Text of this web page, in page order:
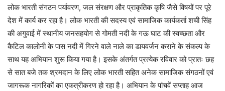
लोक भारती संगठन पर्यावरण, जल संरक्षण और प्राकृतिक कृषि जैसे विषयों पर पूरे
देश में कार्य कर रहा है। लोक भारती की सदस्य एवं सामाजिक कार्यकर्ता शची सिंह
की अगुवाई में स्थानीय जनसहयोग से गोमती नदी के गऊ घाट की स्वच्छता और
कैटिल कालोनी के पास नदी में गिरने वाले नाले का डायवर्जन कराने के संकल्प के
साथ यह अभियान शुरू किया गया है। इसके अंतर्गत प्रत्येक रविवार को प्रातः छह
से सात बजे तक श्रमदान के लिए लोक भारती सहित अनेक सामाजिक संगठनों एवं
जागरूक नागरिकों का एकत्रीकरण हो रहा है। अभियान के पांचवें सप्ताह आज